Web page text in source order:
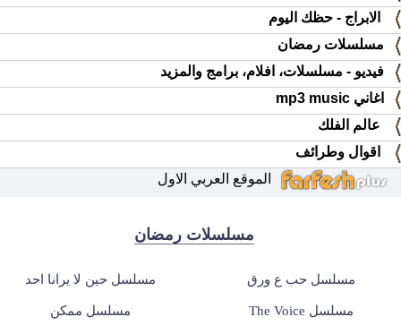
الابراج - حظك اليوم
مسلسلات رمضان
فيديو - مسلسلات، افلام، برامج والمزيد
اغاني mp3 music
عالم الفلك
اقوال وطرائف
الموقع العربي الاول
مسلسلات رمضان
مسلسل حب ع ورق مسلسل حين لا يرانا احد
مسلسل The Voice مسلسل ممكن